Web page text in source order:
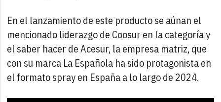
En el lanzamiento de este producto se aúnan el
mencionado liderazgo de Coosur en la categoría y
el saber hacer de Acesur, la empresa matriz, que
con su marca La Española ha sido protagonista en
el formato spray en España a lo largo de 2024.